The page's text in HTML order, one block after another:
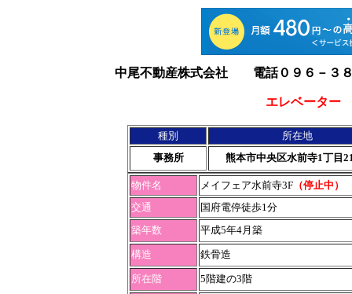
中尾不動産株式会社 電話０９６－３
エレベータ
種別
所在地
事務所
熊本市中央区水前寺1丁目
物件名 メイフェア水前寺3F （停止中）
交通
国府電停徒歩1分
築年数
平成5年4月築
構造 鉄骨造
所在階 5階建の3階